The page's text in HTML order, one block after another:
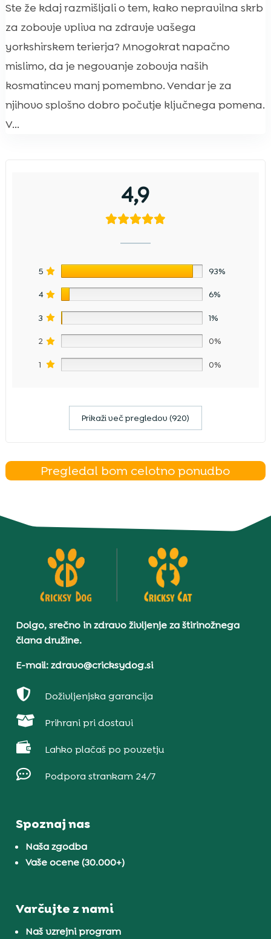
Ste že kdaj razmišljali o tem, kako nepravilna skrb
za zobovje vpliva na zdravje vašega
yorkshirskem terierja? Mnogokrat napačno
mislimo, da je negovanje zobovja naših
kosmatincev manj pomembno. Vendar je za
njihovo splošno dobro počutje ključnega pomena.
V...
4,9
5 93%
4 6%
3 1%
2 0%
1 0%
Prikaži več pregledov (920)
Pregledal bom celotno ponudbo
Dolgo, srečno in zdravo življenje za štirinožnega
člana družine.
E-mail: zdravo@cricksydog.si
 Doživljenjska garancija
 Prihrani pri dostavi
 Lahko plačaš po povzetju
 Podpora strankam 24/7
Spoznaj nas
Naša zgodba
Vaše ocene (30.000+)
Varčujte z nami
Naš vzrejni program